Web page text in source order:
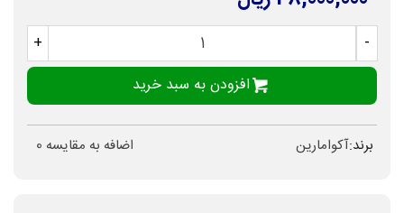
-
+
افزودن به سبد خرید
برند:آکوامارین اضافه به مقایسه 0